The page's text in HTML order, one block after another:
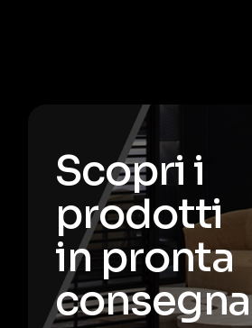
Scopri i
prodotti
in pronta
consegna